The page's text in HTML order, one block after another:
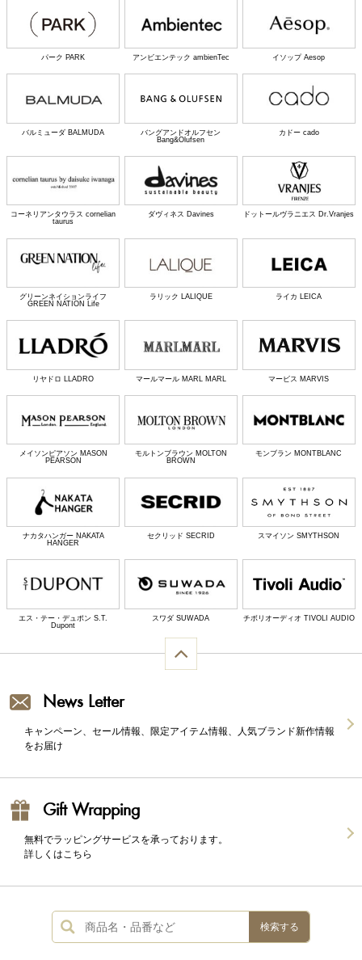
パーク PARK アンビエンテック ambienTec イソップ Aesop
バルミューダ BALMUDA
バングアンドオルフセン
Bang&Olufsen
カドー cado
コーネリアンタウラス cornelian
taurus
ダヴィネス Davines ドットールヴラニエス Dr.Vranjes
グリーンネイションライフ
GREEN NATION Life
ラリック LALIQUE ライカ LEICA
リヤドロ LLADRO マールマール MARL MARL マービス MARVIS
メイソンピアソン MASON
PEARSON
モルトンブラウン MOLTON
BROWN
モンブラン MONTBLANC
ナカタハンガー NAKATA
HANGER
セクリッド SECRID スマイソン SMYTHSON
エス・テー・デュポン S.T.
Dupont
スワダ SUWADA チボリオーディオ TIVOLI AUDIO
News Letter
キャンペーン、セール情報、限定アイテム情報、人気ブランド新作情報
をお届け
Gift Wrapping
無料でラッピングサービスを承っております。
詳しくはこちら
検索する